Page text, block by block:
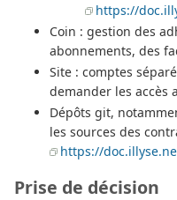
https://
Coin : gestion des
abonnements, des
Site : comptes
demander les accès
Dépôts git,
les sources des
https://
Prise de décision